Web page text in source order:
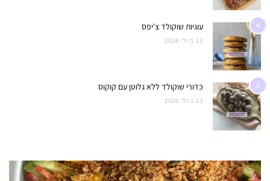
4 עוגיות שוקולד צ'יפס
13 ביולי 2026
5 כדורי שוקולד ללא גלוטן עם קוקוס
13 ביולי 2026